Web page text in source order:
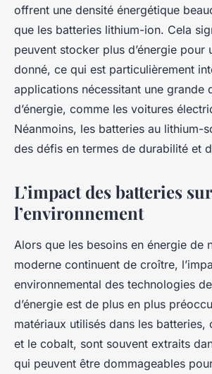
offrent une densité énergétique
que les batteries lithium-ion. Cela
peuvent stocker plus d’énergie pour
donné, ce qui est particulièrement
applications nécessitant une grande
d’énergie, comme les voitures
Néanmoins, les batteries au lithium-
des défis en termes de durabilité et
L’impact des batteries sur
l’environnement
Alors que les besoins en énergie de
moderne continuent de croître,
environnemental des technologies
d’énergie est de plus en plus
matériaux utilisés dans les batteries,
et le cobalt, sont souvent extraits
qui peuvent être dommageables